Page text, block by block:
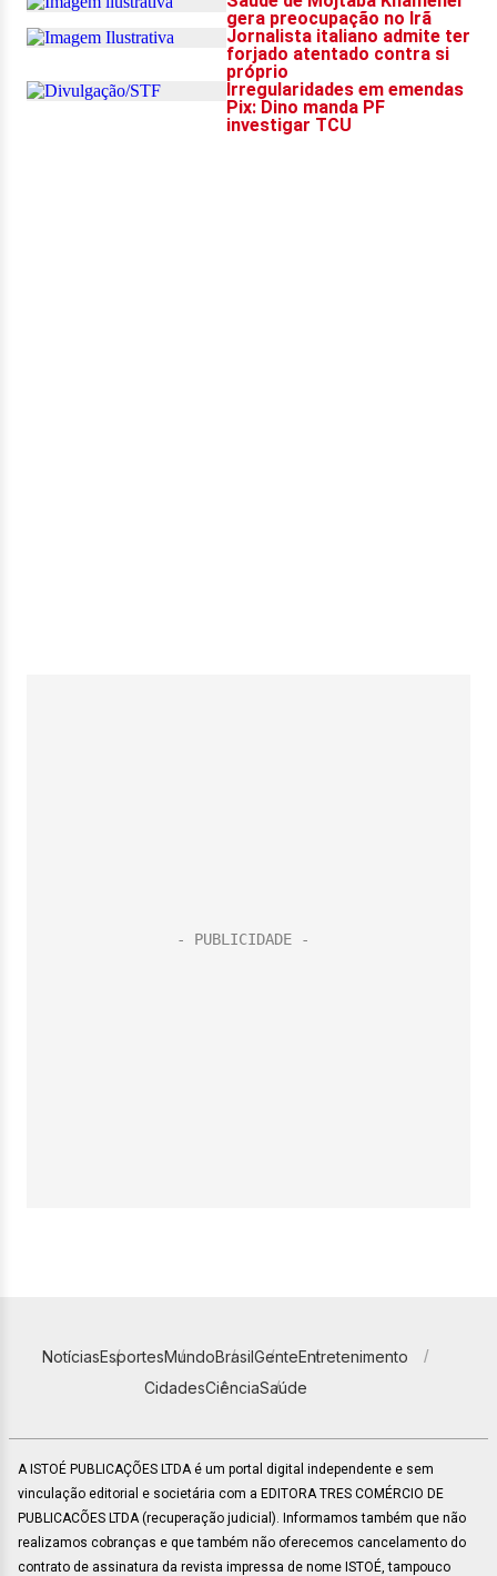
NotíciasEsportesMundoBrasilGenteEntretenimento
CidadesCiênciaSaúde
A ISTOÉ PUBLICAÇÕES LTDA é um portal digital independente e sem
vinculação editorial e societária com a EDITORA TRES COMÉRCIO DE
PUBLICACÕES LTDA (recuperação judicial). Informamos também que não
realizamos cobranças e que também não oferecemos cancelamento do
contrato de assinatura da revista impressa de nome ISTOÉ, tampouco